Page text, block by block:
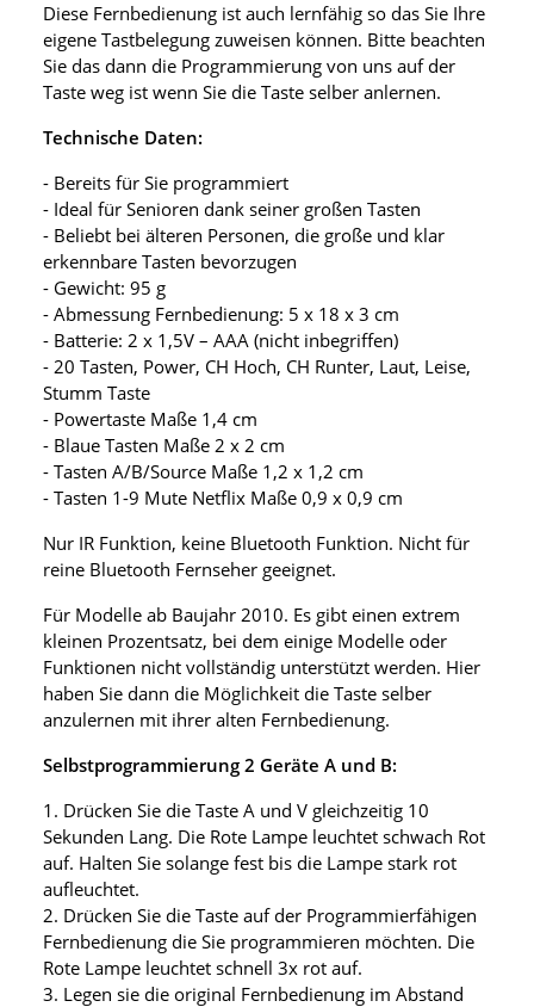
Diese Fernbedienung ist auch lernfähig so das Sie Ihre
eigene Tastbelegung zuweisen können. Bitte beachten
Sie das dann die Programmierung von uns auf der
Taste weg ist wenn Sie die Taste selber anlernen.
Technische Daten:
- Bereits für Sie programmiert
- Ideal für Senioren dank seiner großen Tasten
- Beliebt bei älteren Personen, die große und klar
erkennbare Tasten bevorzugen
- Gewicht: 95 g
- Abmessung Fernbedienung: 5 x 18 x 3 cm
- Batterie: 2 x 1,5V – AAA (nicht inbegriffen)
- 20 Tasten, Power, CH Hoch, CH Runter, Laut, Leise,
Stumm Taste
- Powertaste Maße 1,4 cm
- Blaue Tasten Maße 2 x 2 cm
- Tasten A/B/Source Maße 1,2 x 1,2 cm
- Tasten 1-9 Mute Netflix Maße 0,9 x 0,9 cm
Nur IR Funktion, keine Bluetooth Funktion. Nicht für
reine Bluetooth Fernseher geeignet.
Für Modelle ab Baujahr 2010. Es gibt einen extrem
kleinen Prozentsatz, bei dem einige Modelle oder
Funktionen nicht vollständig unterstützt werden. Hier
haben Sie dann die Möglichkeit die Taste selber
anzulernen mit ihrer alten Fernbedienung.
Selbstprogrammierung 2 Geräte A und B:
1. Drücken Sie die Taste A und V gleichzeitig 10
Sekunden Lang. Die Rote Lampe leuchtet schwach Rot
auf. Halten Sie solange fest bis die Lampe stark rot
aufleuchtet.
2. Drücken Sie die Taste auf der Programmierfähigen
Fernbedienung die Sie programmieren möchten. Die
Rote Lampe leuchtet schnell 3x rot auf.
3. Legen sie die original Fernbedienung im Abstand